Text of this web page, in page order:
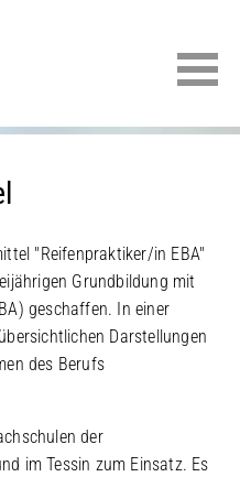
"Reifenpraktiker/in EBA"
Grundbildung mit
geschaffen. In einer
Darstellungen
des Berufs
der
im Tessin zum Einsatz. Es